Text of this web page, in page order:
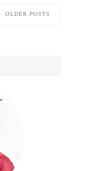
OLDER POSTS